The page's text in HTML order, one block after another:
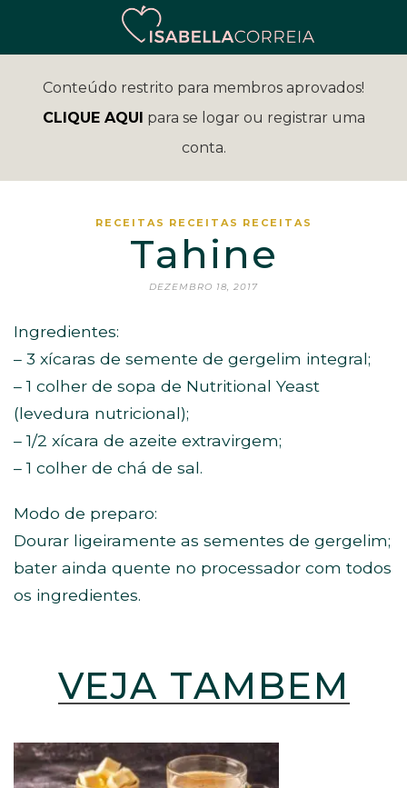
Conteúdo restrito para membros aprovados!
CLIQUE AQUI para se logar ou registrar uma
conta.
RECEITAS RECEITAS RECEITAS
Tahine
DEZEMBRO 18, 2017
Ingredientes:
– 3 xícaras de semente de gergelim integral;
– 1 colher de sopa de Nutritional Yeast
(levedura nutricional);
– 1/2 xícara de azeite extravirgem;
– 1 colher de chá de sal.
Modo de preparo:
Dourar ligeiramente as sementes de gergelim;
bater ainda quente no processador com todos
os ingredientes.
VEJA TAMBÉM